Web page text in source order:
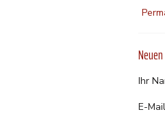
Ihr
E-Mail